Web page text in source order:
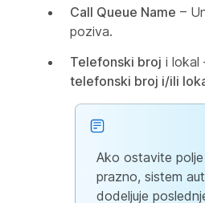
Call Queue Name –
poziva.
Telefonski broj i lokal
telefonski broj i/ili
Ako ostavite
prazno, sistem
dodeljuje